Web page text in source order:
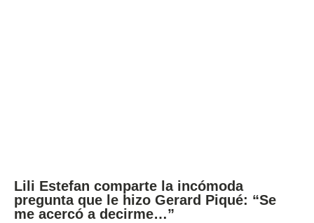
Lili Estefan comparte la incómoda
pregunta que le hizo Gerard Piqué: “Se
me acercó a decirme…”